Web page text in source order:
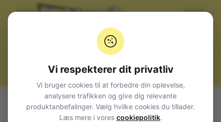
Alle produkter Belysning
Lamper (pærer) m.m.
Glassokkellamper
T08 LED-lampe 12V 20mA Green
Vi respekterer dit privatliv
Vi bruger cookies til at forbedre din oplevelse,
analysere trafikken og give dig relevante
produktanbefalinger. Vælg hvilke cookies du tillader.
Læs mere i vores cookiepolitik.